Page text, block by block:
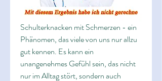
Schulterknacken mit Schmerzen - ein
Phänomen, das viele von uns nur allzu
gut kennen. Es kann ein
unangenehmes Gefühl sein, das nicht
nur im Alltag stört, sondern auch